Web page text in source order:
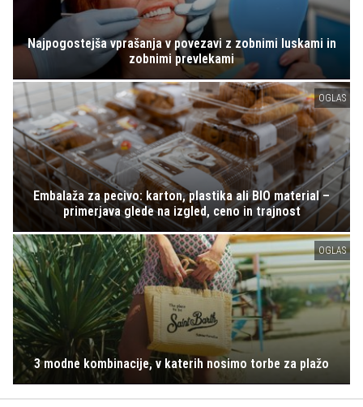
Najpogostejša vprašanja v povezavi z zobnimi luskami in
zobnimi prevlekami
OGLAS
Embalaža za pecivo: karton, plastika ali BIO material –
primerjava glede na izgled, ceno in trajnost
OGLAS
3 modne kombinacije, v katerih nosimo torbe za plažo